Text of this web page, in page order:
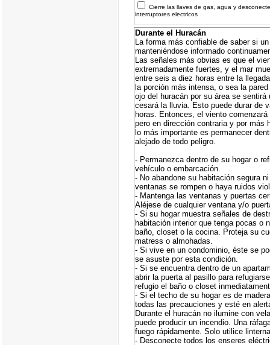
Cierre las llaves de gas, agua y
interruptores electricos
Durante el Huracán
La forma más confiable de saber si
manteniéndose informado
Las señales más obvias es que el
extremadamente fuertes, y el mar
entre seis a diez horas entre la
la porción más intensa, o sea la
ojo del huracán por su área se
cesará la lluvia. Esto puede durar de
horas. Entonces, el viento
pero en dirección contraria y por más
lo más importante es permanecer
alejado de todo peligro.
- Permanezca dentro de su hogar o
vehículo o embarcación.
- No abandone su habitación segura
ventanas se rompen o haya ruidos
- Mantenga las ventanas y puertas
Aléjese de cualquier ventana y/o
- Si su hogar muestra señales de
habitación interior que tenga pocas o
baño, closet o la cocina. Proteja su
matress o almohadas.
- Si vive en un condominio, éste se
se asuste por esta condición.
- Si se encuentra dentro de un
abrir la puerta al pasillo para
refugio el baño o closet
- Si el techo de su hogar es de
todas las precauciones y esté en
Durante el huracán no ilumine con
puede producir un incendio. Una
fuego rápidamente. Solo utilice
- Desconecte todos los enseres